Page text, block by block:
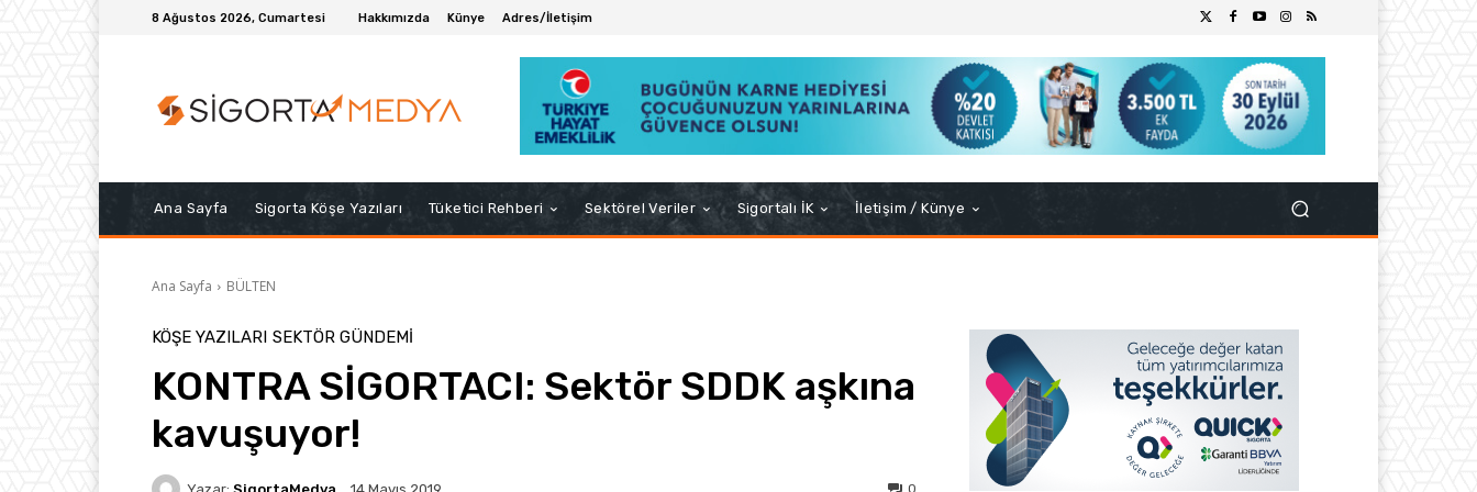
8 Ağustos 2026, Cumartesi Hakkımızda Künye Adres/İletişim
Ana Sayfa Sigorta Köşe Yazıları Tüketici Rehberi Sektörel Veriler Sigortalı İK İletişim / Künye
Ana Sayfa BÜLTEN
KÖŞE YAZILARI SEKTÖR GÜNDEMİ
KONTRA SİGORTACI: Sektör SDDK aşkına
kavuşuyor!